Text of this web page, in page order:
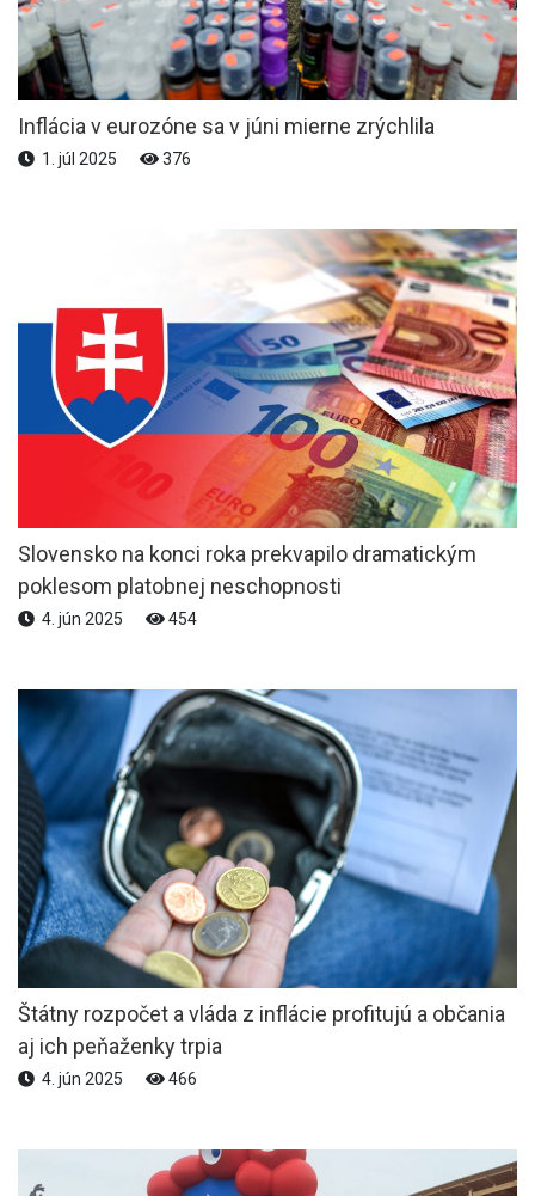
Inflácia v eurozóne sa v júni mierne zrýchlila
1. júl 2025 376
Slovensko na konci roka prekvapilo dramatickým
poklesom platobnej neschopnosti
4. jún 2025 454
Štátny rozpočet a vláda z inflácie profitujú a občania
aj ich peňaženky trpia
4. jún 2025 466